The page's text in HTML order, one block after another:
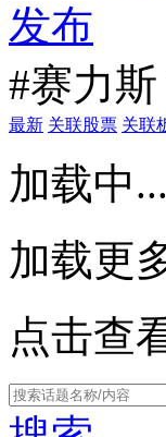
发布
#赛力斯
最新 关联股票 关联
加载中...
加载更
点击查